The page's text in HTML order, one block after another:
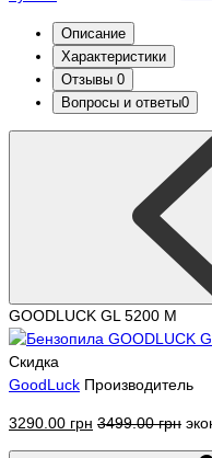
Описание
Характеристики
Отзывы 0
Вопросы и ответы0
GOODLUCK GL 5200 М
Скидка
GoodLuck Производитель
3290.00 грн 3499.00 грн